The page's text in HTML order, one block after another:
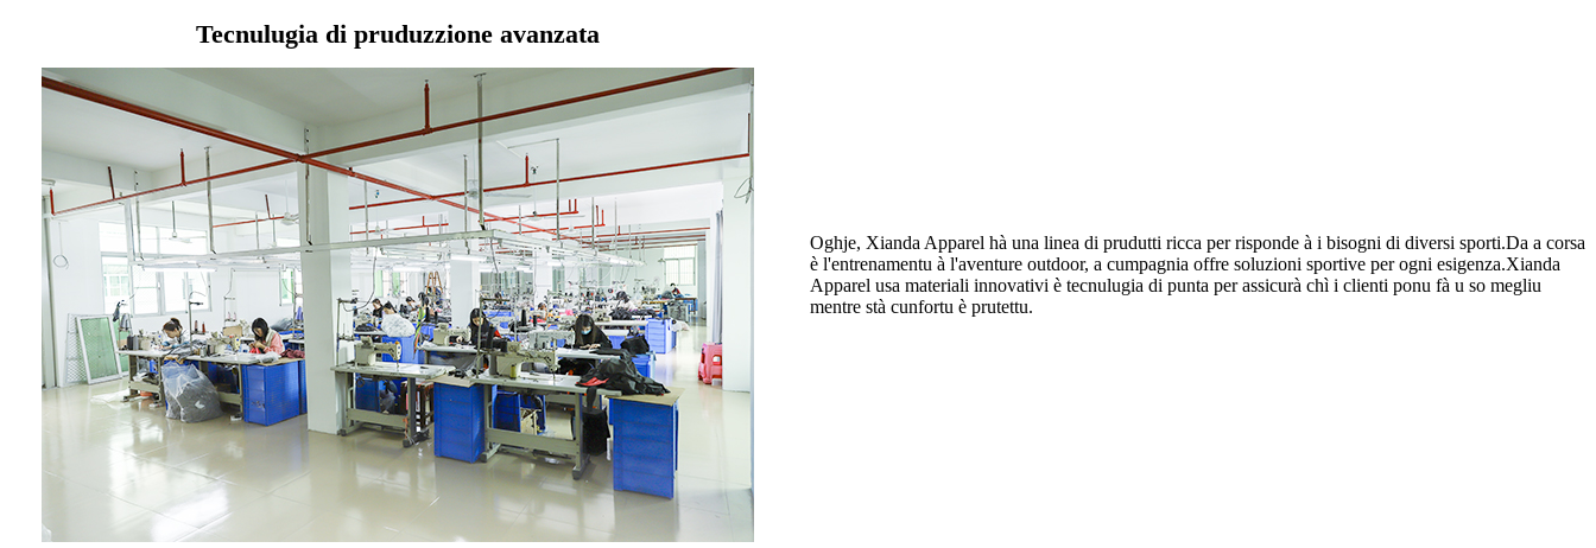
Tecnulugia di pruduzzione avanzata
Oghje, Xianda Apparel hà una linea di prudutti ricca per risponde à i bisogni di diversi sporti.Da a corsa
è l'entrenamentu à l'aventure outdoor, a cumpagnia offre soluzioni sportive per ogni esigenza.Xianda
Apparel usa materiali innovativi è tecnulugia di punta per assicurà chì i clienti ponu fà u so megliu
mentre stà cunfortu è prutettu.